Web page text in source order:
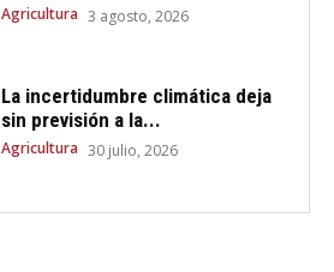
Agricultura 3 agosto, 2026
La incertidumbre climática deja
sin previsión a la...
Agricultura 30 julio, 2026